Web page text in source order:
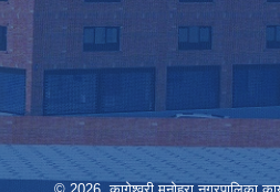
© 2026 कागेश्वरी मनोहरा नगरपालिका